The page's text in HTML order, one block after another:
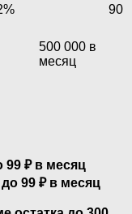
90
500 000 в
месяц
99 ₽ в месяц
до 99 ₽ в месяц